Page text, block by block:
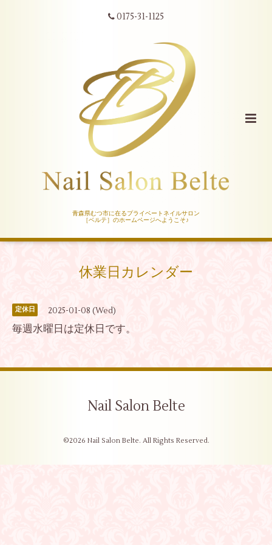
0175-31-1125
青森県むつ市に在るプライベートネイルサロン
［ベルテ］のホームページへようこそ♪
休業日カレンダー
定休日 2025-01-08 (Wed)
毎週水曜日は定休日です。
Nail Salon Belte
©2026 Nail Salon Belte. All Rights Reserved.